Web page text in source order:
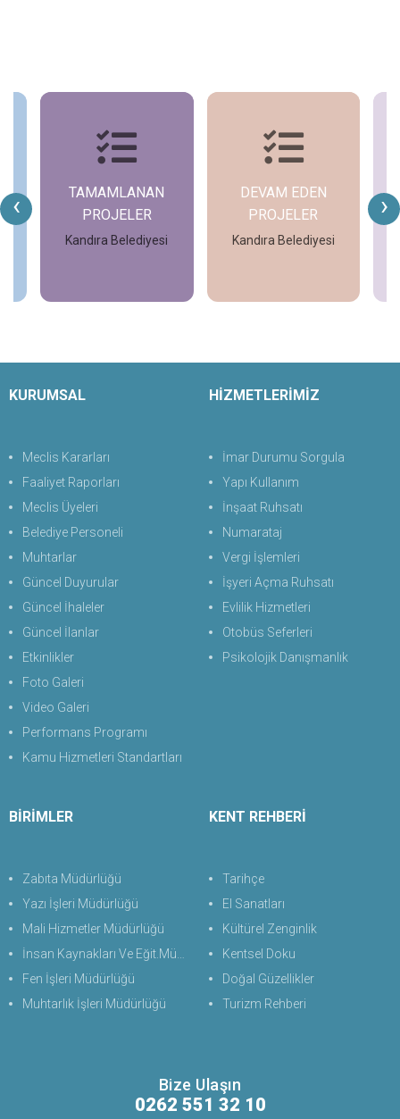
‹ ›
TAMAMLANAN
PROJELER
Kandıra Belediyesi
DEVAM EDEN
PROJELER
Kandıra Belediyesi
KURUMSAL
Meclis Kararları
Faaliyet Raporları
Meclis Üyeleri
Belediye Personeli
Muhtarlar
Güncel Duyurular
Güncel İhaleler
Güncel İlanlar
Etkinlikler
Foto Galeri
Video Galeri
Performans Programı
Kamu Hizmetleri Standartları
HİZMETLERİMİZ
İmar Durumu Sorgula
Yapı Kullanım
İnşaat Ruhsatı
Numarataj
Vergi İşlemleri
İşyeri Açma Ruhsatı
Evlilik Hizmetleri
Otobüs Seferleri
Psikolojik Danışmanlık
BİRİMLER
Zabıta Müdürlüğü
Yazı İşleri Müdürlüğü
Mali Hizmetler Müdürlüğü
İnsan Kaynakları Ve Eğit.Müdürlüğü
Fen İşleri Müdürlüğü
Muhtarlık İşleri Müdürlüğü
KENT REHBERİ
Tarihçe
El Sanatları
Kültürel Zenginlik
Kentsel Doku
Doğal Güzellikler
Turizm Rehberi
Bize Ulaşın
0262 551 32 10